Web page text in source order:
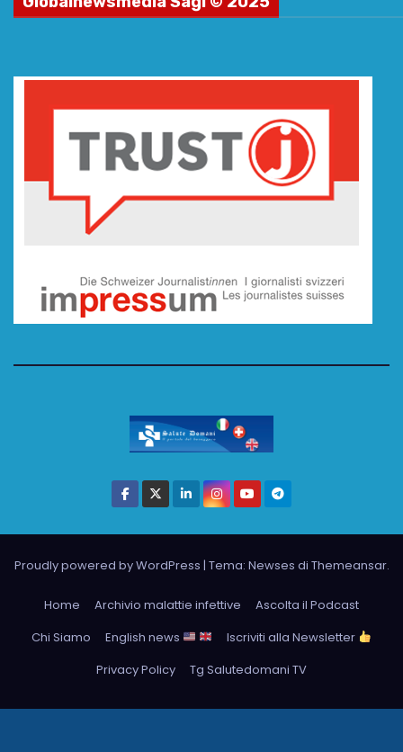
Proudly powered by WordPress | Tema: Newses di Themeansar.
Home Archivio malattie infettive
Ascolta il Podcast
Chi Siamo
English news
Iscriviti alla Newsletter
Privacy Policy
Tg Salutedomani TV